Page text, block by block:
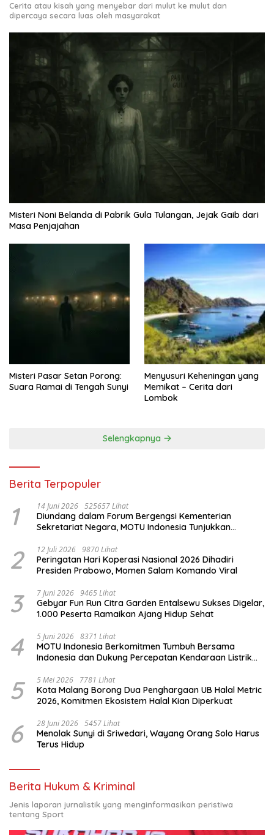
Cerita atau kisah yang menyebar dari mulut ke mulut dan
dipercaya secara luas oleh masyarakat
Misteri Noni Belanda di Pabrik Gula Tulangan, Jejak Gaib dari
Masa Penjajahan
Misteri Pasar Setan Porong:
Suara Ramai di Tengah Sunyi
Menyusuri Keheningan yang
Memikat – Cerita dari
Lombok
Selengkapnya
Berita Terpopuler
1 14 Juni 2026 525657 Lihat
Diundang dalam Forum Bergengsi Kementerian
Sekretariat Negara, MOTU Indonesia Tunjukkan
2 12 Juli 2026 9870 Lihat
Peringatan Hari Koperasi Nasional 2026 Dihadiri
Presiden Prabowo, Momen Salam Komando Viral
3 7 Juni 2026 9465 Lihat
Gebyar Fun Run Citra Garden Entalsewu Sukses Digelar,
1.000 Peserta Ramaikan Ajang Hidup Sehat
4 5 Juni 2026 8371 Lihat
MOTU Indonesia Berkomitmen Tumbuh Bersama
Indonesia dan Dukung Percepatan Kendaraan Listrik
5 5 Mei 2026 7781 Lihat
Kota Malang Borong Dua Penghargaan UB Halal Metric
2026, Komitmen Ekosistem Halal Kian Diperkuat
6 28 Juni 2026 5457 Lihat
Menolak Sunyi di Sriwedari, Wayang Orang Solo Harus
Terus Hidup
Berita Hukum & Kriminal
Jenis laporan jurnalistik yang menginformasikan peristiwa
tentang Sport